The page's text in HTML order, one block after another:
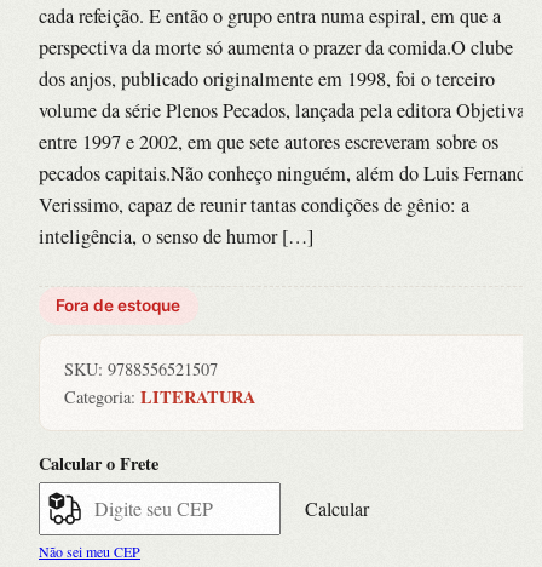
cada refeição. E então o grupo entra numa espiral, em que a
perspectiva da morte só aumenta o prazer da comida.O clube
dos anjos, publicado originalmente em 1998, foi o terceiro
volume da série Plenos Pecados, lançada pela editora Objetiva
entre 1997 e 2002, em que sete autores escreveram sobre os
pecados capitais.Não conheço ninguém, além do Luis Fernando
Verissimo, capaz de reunir tantas condições de gênio: a
inteligência, o senso de humor […]
Fora de estoque
SKU: 9788556521507
Categoria: LITERATURA
Calcular o Frete
Calcular
Não sei meu CEP